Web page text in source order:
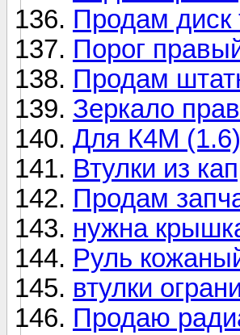
Продам диск
Порог
Продам
Зеркало
Для К4М (1.6)
Втулки из
Продам
нужна
Руль
втулки
Продаю